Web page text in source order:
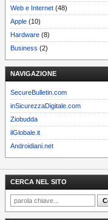
Web e Internet (48)
Apple (10)
Hardware (8)
Business (2)
NAVIGAZIONE
SecureBulletin.com
inSicurezzaDigitale.com
Ziobudda
ilGlobale.it
Androidiani.net
CERCA NEL SITO